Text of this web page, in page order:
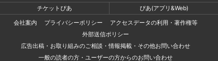
チケットぴあ
ぴあ(アプリ&Web)
会社案内
プライバシーポリシー
アクセスデータの利用・著作権等
外部送信ポリシー
広告出稿・お取り組みのご相談・情報掲載・その他お問い合わせ
一般の読者の方・ユーザーの方からのお問い合わせ